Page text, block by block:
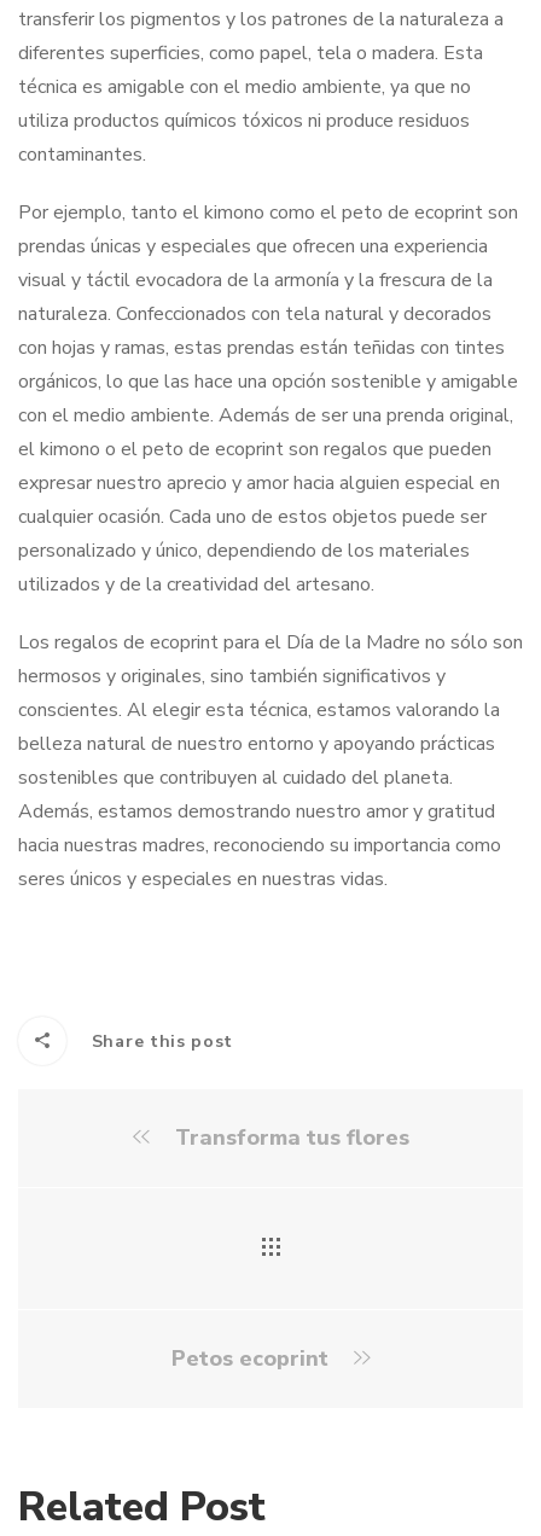
transferir los pigmentos y los patrones de la naturaleza a
diferentes superficies, como papel, tela o madera. Esta
técnica es amigable con el medio ambiente, ya que no
utiliza productos químicos tóxicos ni produce residuos
contaminantes.
Por ejemplo, tanto el kimono como el peto de ecoprint son
prendas únicas y especiales que ofrecen una experiencia
visual y táctil evocadora de la armonía y la frescura de la
naturaleza. Confeccionados con tela natural y decorados
con hojas y ramas, estas prendas están teñidas con tintes
orgánicos, lo que las hace una opción sostenible y amigable
con el medio ambiente. Además de ser una prenda original,
el kimono o el peto de ecoprint son regalos que pueden
expresar nuestro aprecio y amor hacia alguien especial en
cualquier ocasión. Cada uno de estos objetos puede ser
personalizado y único, dependiendo de los materiales
utilizados y de la creatividad del artesano.
Los regalos de ecoprint para el Día de la Madre no sólo son
hermosos y originales, sino también significativos y
conscientes. Al elegir esta técnica, estamos valorando la
belleza natural de nuestro entorno y apoyando prácticas
sostenibles que contribuyen al cuidado del planeta.
Además, estamos demostrando nuestro amor y gratitud
hacia nuestras madres, reconociendo su importancia como
seres únicos y especiales en nuestras vidas.
Share this post
Transforma tus flores
Petos ecoprint
Related Post